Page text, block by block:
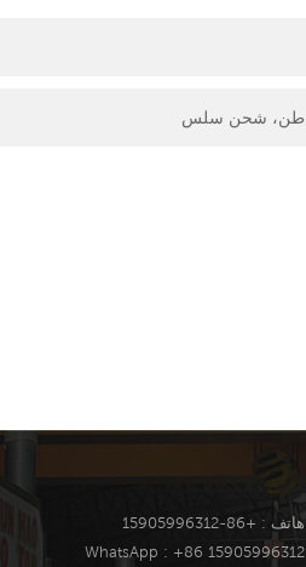
هاتف : +86-15905996312
WhatsApp : +86 15905996312